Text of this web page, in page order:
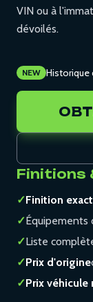
VIN ou à
dévoilés.
NEW Historique
Finitions
✓Finition
✓Équipements
✓Liste
✓Prix d'origine
✓Prix véhicule